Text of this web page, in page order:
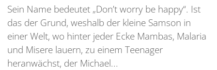
Sein Name bedeutet „Don’t worry be happy“. Ist
das der Grund, weshalb der kleine Samson in
einer Welt, wo hinter jeder Ecke Mambas, Malaria
und Misere lauern, zu einem Teenager
heranwächst, der Michael...